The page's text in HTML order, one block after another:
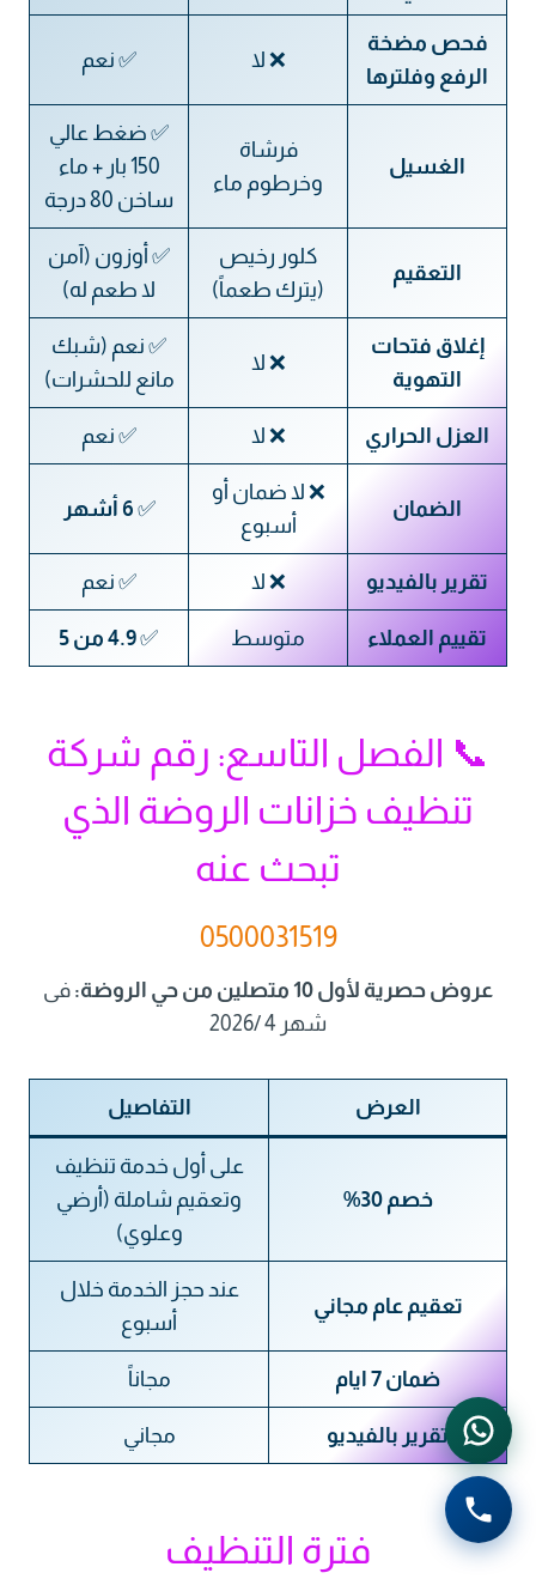
فحص مضخة
الرفع وفلترها
❌ لا ✅ نعم
الغسيل
فرشاة
وخرطوم ماء
✅ ضغط عالي
150 بار + ماء
ساخن 80 درجة
التعقيم
كلور رخيص
(يترك طعماً)
✅ أوزون (آمن
لا طعم له)
إغلاق فتحات
التهوية
❌ لا
✅ نعم (شبك
مانع للحشرات)
العزل الحراري ❌ لا ✅ نعم
الضمان
❌ لا ضمان أو
أسبوع
✅ 6 أشهر
تقرير بالفيديو ❌ لا ✅ نعم
تقييم العملاء متوسط ✅4.9 من 5
📞 الفصل التاسع: رقم شركة
تنظيف خزانات الروضة الذي
تبحث عنه
0500031519
عروض حصرية لأول 10 متصلين من حي الروضة:
فى
شهر 4 /2026
العرض التفاصيل
خصم 30%
على أول خدمة تنظيف
وتعقيم شاملة (أرضي
وعلوي)
تعقيم عام مجاني
عند حجز الخدمة خلال
أسبوع
ضمان 7 ايام مجاناً
تقرير بالفيديو مجاني
فترة التنظيف